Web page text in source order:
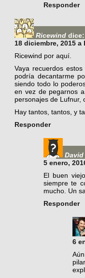
Responder
Ricewind dice:
18 diciembre, 2015 a
Ricewind por aquí.
Vaya recuerdos
podría decantarme
siendo todo lo
en vez de pegarnos
personajes de
Hay tantos, tantos, y
Responder
David
5 enero,
El buen
siempre te
mucho. Un
Responder
6